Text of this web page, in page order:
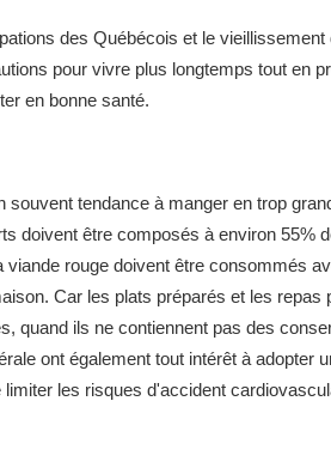
des Québécois et le vieillissement
pour vivre plus longtemps tout en
en bonne santé.
souvent tendance à manger en trop
doivent être composés à environ 55%
viande rouge doivent être consommés
Car les plats préparés et les repas
quand ils ne contiennent pas des
ont également tout intérêt à adopter
les risques d'accident